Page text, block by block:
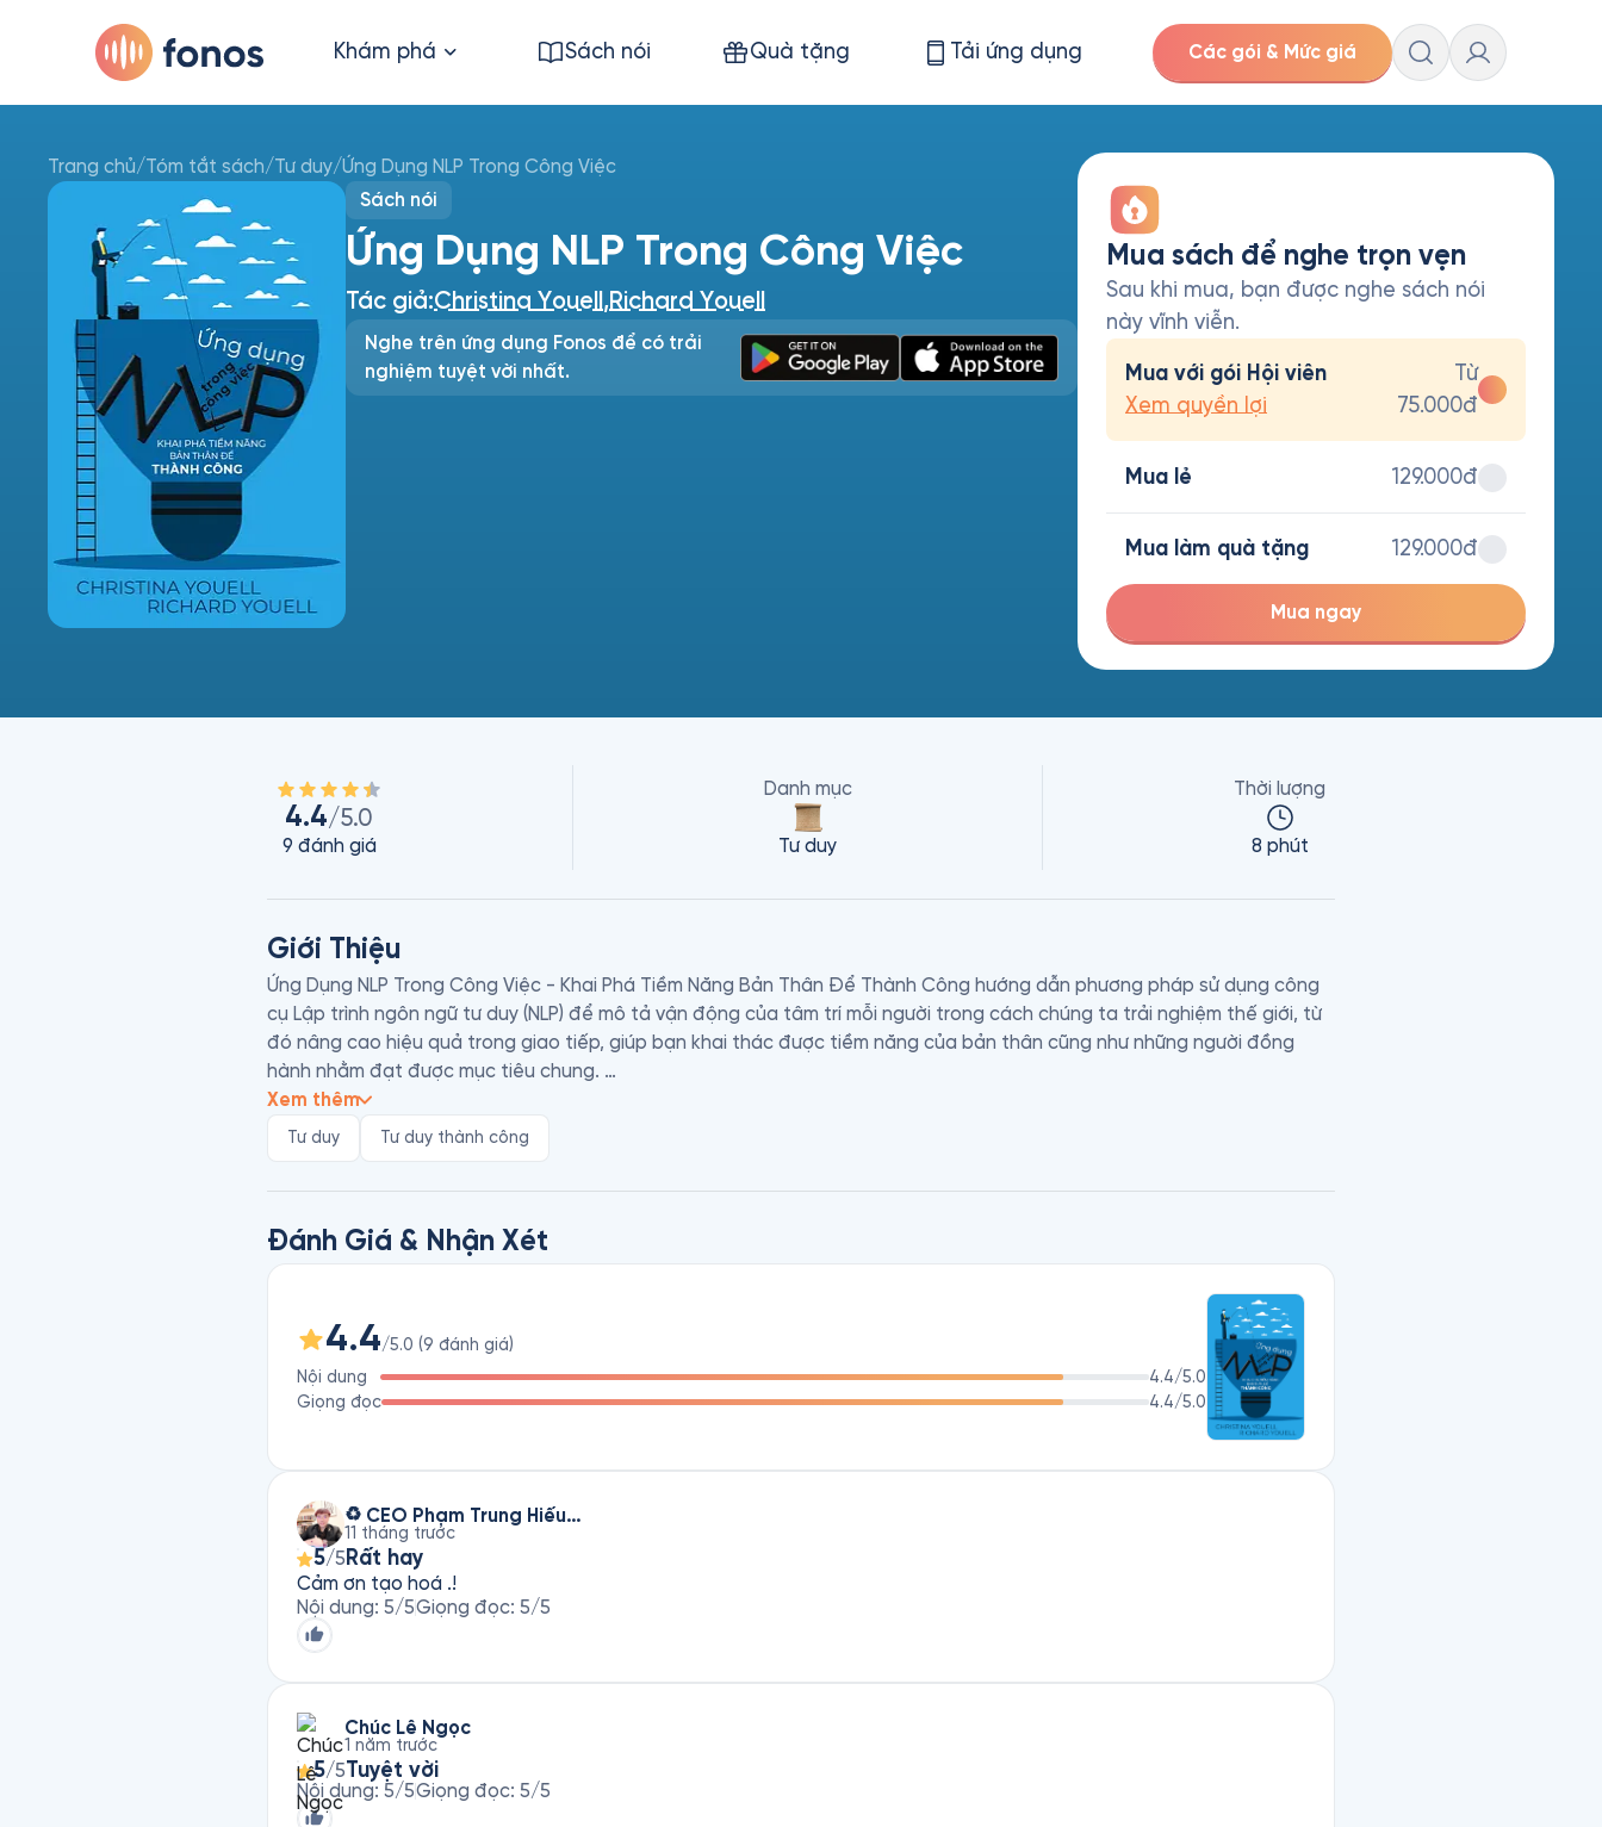
Khám phá Sách nói Quà tặng Tải ứng dụng Các gói & Mức giá
Trang chủ/Tóm tắt sách/Tư duy/Ứng Dụng NLP Trong Công Việc
Sách nói
Ứng Dụng NLP Trong Công Việc
Tác giả:Christina Youell ,Richard Youell
Nghe trên ứng dụng Fonos để có trải
nghiệm tuyệt vời nhất.
Mua sách để nghe trọn vẹn
Sau khi mua, bạn được nghe sách nói
này vĩnh viễn.
Mua với gói Hội viên
Xem quyền lợi
Từ
75.000đ
Mua lẻ 129.000đ
Mua làm quà tặng 129.000đ
Mua ngay
4.4/5.0
9 đánh giá
Danh mục
Tư duy
Thời lượng
8 phút
Giới Thiệu
Ứng Dụng NLP Trong Công Việc - Khai Phá Tiềm Năng Bản Thân Để Thành Công hướng dẫn phương pháp sử dụng công
cụ Lập trình ngôn ngữ tư duy (NLP) để mô tả vận động của tâm trí mỗi người trong cách chúng ta trải nghiệm thế giới, từ
đó nâng cao hiệu quả trong giao tiếp, giúp bạn khai thác được tiềm năng của bản thân cũng như những người đồng
hành nhằm đạt được mục tiêu chung.
Richard Youell và Christina Youell đều được vinh danh là “NLP Master Practitioner”, tức là những bậc thầy về NLP được
chứng nhận bởi Hiệp hội Đào tạo NLP Quốc tế. Richard Youell có 25 năm kinh nghiệm trong kinh doanh, công nghệ và
Xem thêm
Tư duy Tư duy thành công
Đánh Giá & Nhận Xét
4.4/5.0 (9 đánh giá)
Nội dung
4.4/5.0
Giọng đọc
4.4/5.0
♻️ CEO Phạm Trung Hiếu 🇻🇳
11 tháng trước
5/5 Rất hay
Cảm ơn tạo hoá .!
Nội dung: 5/5Giọng đọc: 5/5
Chúc Lê Ngọc
1 năm trước
5/5Tuyệt vời
Nội dung: 5/5Giọng đọc: 5/5